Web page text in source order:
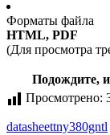
Форматы файла
HTML, PDF
(Для просмотра
Подождите,
Просмотрено:
datasheettny380gntl